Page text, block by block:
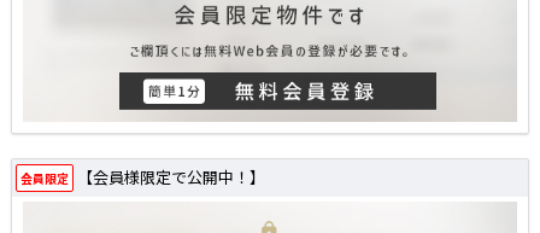
会員限定 【会員様限定で公開中！】